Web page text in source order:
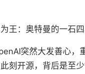
王：奥特曼的一石
突然大发善心，
刻开源，背后是至少